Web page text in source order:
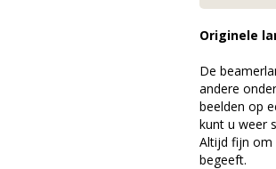
Originele
De
andere
beelden op
kunt u weer
Altijd fijn om
begeeft.